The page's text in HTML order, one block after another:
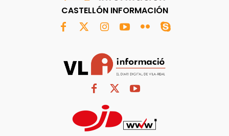
CASTELLÓN INFORMACIÓN